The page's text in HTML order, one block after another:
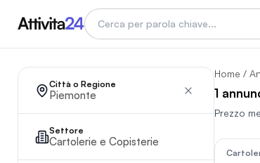
Città o Regione
Piemonte
Settore
Cartolerie e Copisterie
Home /
1
Prezzo